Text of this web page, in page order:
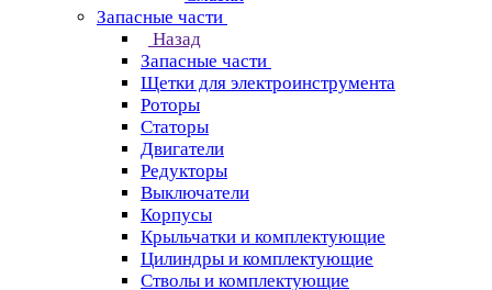
Запасные части
Назад
Запасные части
Щетки для электроинструмента
Роторы
Статоры
Двигатели
Редукторы
Выключатели
Корпусы
Крыльчатки и комплектующие
Цилиндры и комплектующие
Стволы и комплектующие